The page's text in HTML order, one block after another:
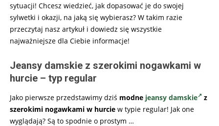
sytuacji! Chcesz wiedzieć, jak dopasować je do swojej
sylwetki i okazji, na jaką się wybierasz? W takim razie
przeczytaj nasz artykuł i dowiedz się wszystkie
najważniejsze dla Ciebie informacje!
Jeansy damskie z szerokimi nogawkami w
hurcie – typ regular
Jako pierwsze przedstawimy dziś modne jeansy damskie
z
szerokimi nogawkami w hurcie w typie regular! Jak one
wyglądają? Są to spodnie o prostym …